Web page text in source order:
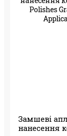
Замшеві
нанесення